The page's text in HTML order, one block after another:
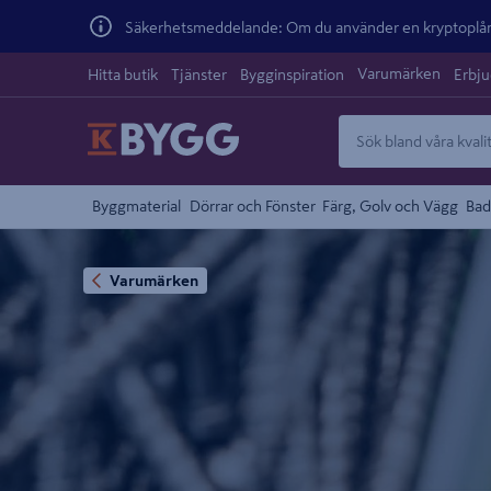
Säkerhetsmeddelande: Om du använder en
Hitta butik Tjänster Bygginspiration Varumärken
Byggmaterial Dörrar och Fönster Färg, Golv och Vägg
Varumärken